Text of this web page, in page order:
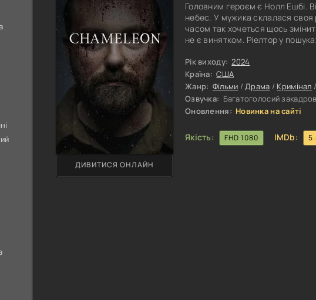
Головним героєм є Нолл Ешбі.
небес. У мужика склалася своя
часом так хочеться щось
не є винятком. Ріелтор у
безпорадності. Герой негайно
Часом зміни лякають людину,
Рік виходу: 2024
Країна: США
Жанр: Фільми /Драма / Кримінал /
Озвучка: Багатоголосий
Оновлення: Новинка на сайті
Якість: FHD 1080 IMDb:
ДИВИТИСЯ ОНЛАЙН